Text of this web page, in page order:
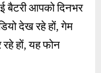
आपको दिनभर
देख रहे हों, गेम
हों, यह फोन